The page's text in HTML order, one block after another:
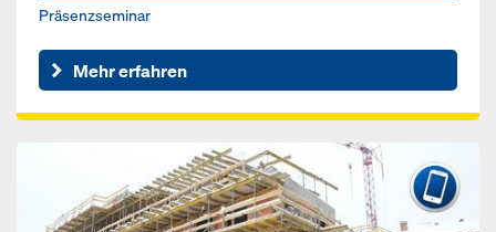
Präsenzseminar
Mehr erfahren